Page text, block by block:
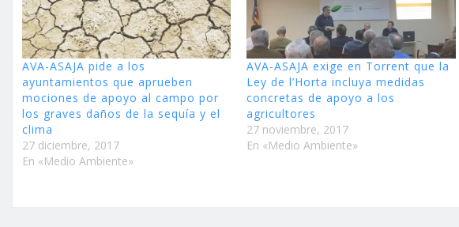
AVA-ASAJA pide a los
ayuntamientos que aprueben
mociones de apoyo al campo por
los graves daños de la sequía y el
clima
27 diciembre, 2017
En «Medio Ambiente»
AVA-ASAJA exige en Torrent que la
Ley de l’Horta incluya medidas
concretas de apoyo a los
agricultores
27 noviembre, 2017
En «Medio Ambiente»